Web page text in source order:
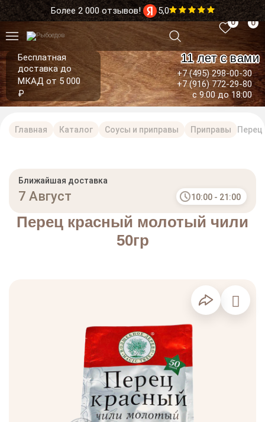
Более 2 000 отзывов! 5,0
Бесплатная
доставка до
МКАД от 5 000
₽
11 лет с вами
+7 (495) 298-00-30
+7 (916) 772-29-80
с 9:00 до 18:00
0 0
Главная Каталог Соусы и приправы Приправы Перец
Перец красный молотый чили
50гр
Ближайшая доставка
7 Август 10:00 - 21:00